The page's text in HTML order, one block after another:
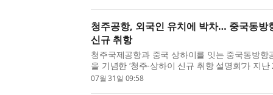
청주공항, 외국인 유치에 박차… 중국동방
신규 취항
청주국제공항과 중국 상하이를 잇는 중국동방항
을 기념한 ‘청주-상하이 신규 취항 설명회’가 지
텔 3층 직지홀에서 열렸다. 청주공항은 최근 외
07월 31일 09:58